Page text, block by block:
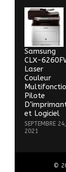
Samsung
CLX-
Laser
Couleur
Pilote
et Logiciel
SEPTEMBRE 24,
2021
©